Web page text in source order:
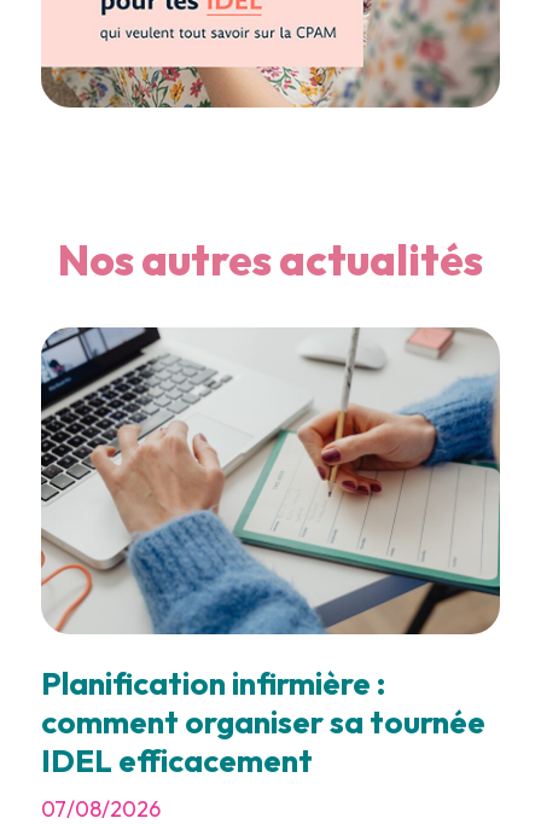
Nos autres actualités
Planification infirmière :
comment organiser sa tournée
IDEL efficacement
07/08/2026